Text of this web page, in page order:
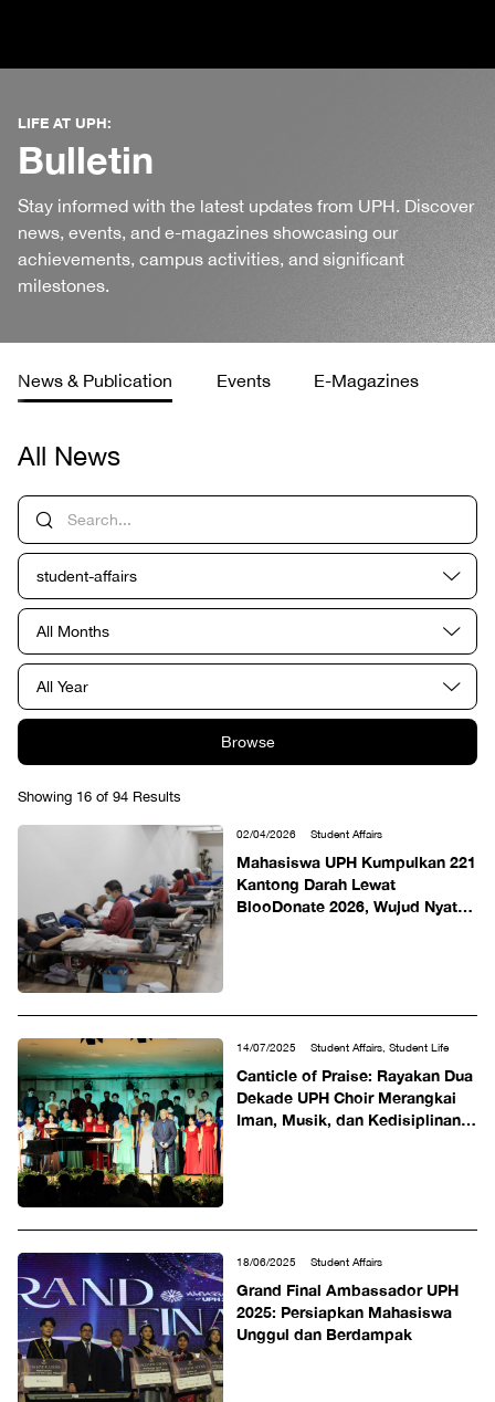
LIFE AT UPH:
Bulletin
Stay informed with the latest updates from UPH. Discover
news, events, and e-magazines showcasing our
achievements, campus activities, and significant
milestones.
News & Publication Events E-Magazines
All News
student-affairs
All Months
All Year
Browse
Showing 16 of 94 Results
02/04/2026 Student Affairs
Mahasiswa UPH Kumpulkan 221
Kantong Darah Lewat
BlooDonate 2026, Wujud Nyata
14/07/2025 Student Affairs, Student Life
Canticle of Praise: Rayakan Dua
Dekade UPH Choir Merangkai
Iman, Musik, dan Kedisiplinan
18/06/2025 Student Affairs
Grand Final Ambassador UPH
2025: Persiapkan Mahasiswa
Unggul dan Berdampak